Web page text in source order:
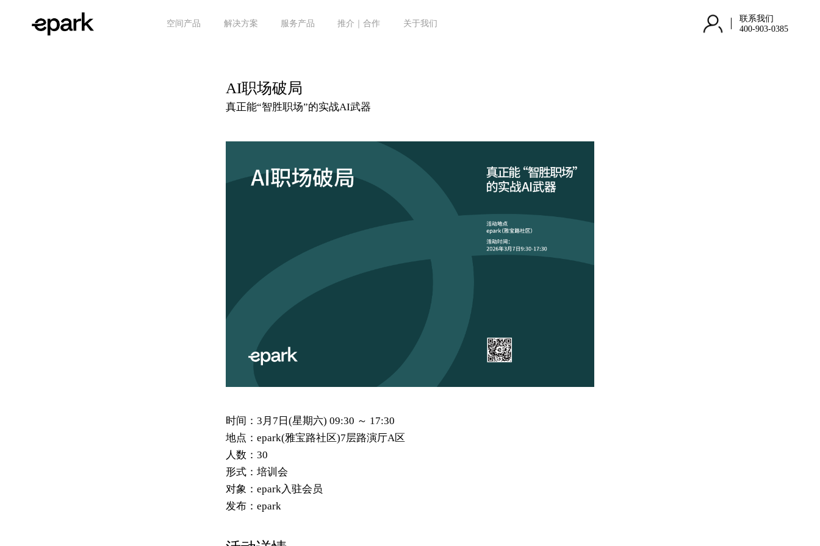
空间产品 解决方案 服务产品 推介｜合作 关于我们
联系我们
400-903-0385
AI职场破局
真正能“智胜职场”的实战AI武器
时间： 3月7日(星期六) 09:30 ～ 17:30
地点： epark(雅宝路社区)7层路演厅A区
人数： 30
形式： 培训会
对象： epark入驻会员
发布： epark